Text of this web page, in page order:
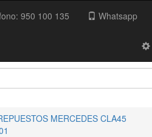
950 100 135 Whatsapp
MERCEDES CLA45